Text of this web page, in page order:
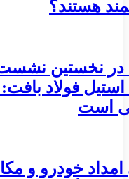
هستند؟
در نخستین
استیل فولاد
است
خودرو و